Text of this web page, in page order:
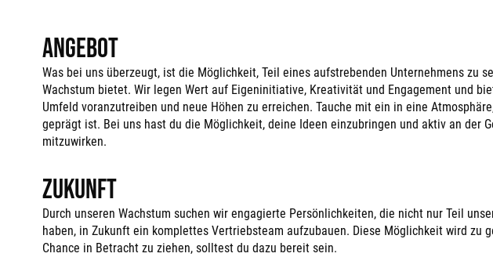
Angebot
Was bei uns überzeugt, ist die Möglichkeit, Teil eines aufstrebenden Unternehmens zu
Wachstum bietet. Wir legen Wert auf Eigeninitiative, Kreativität und Engagement und
Umfeld voranzutreiben und neue Höhen zu erreichen. Tauche mit ein in eine
geprägt ist. Bei uns hast du die Möglichkeit, deine Ideen einzubringen und aktiv an der
mitzuwirken.
Zukunft
Durch unseren Wachstum suchen wir engagierte Persönlichkeiten, die nicht nur Teil
haben, in Zukunft ein komplettes Vertriebsteam aufzubauen. Diese Möglichkeit wird zu
Chance in Betracht zu ziehen, solltest du dazu bereit sein.